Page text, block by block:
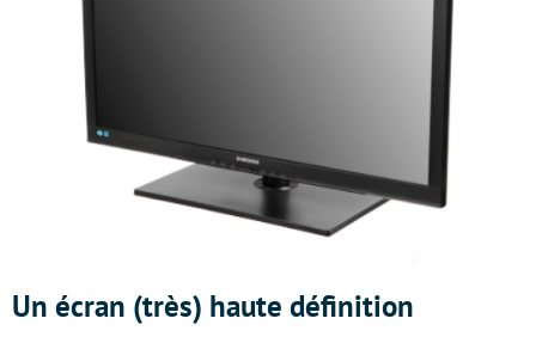
Un écran (très) haute définition